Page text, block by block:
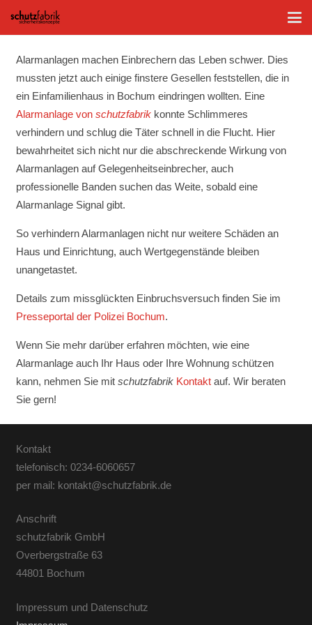
Alarmanlagen machen Einbrechern das Leben schwer. Dies
mussten jetzt auch einige finstere Gesellen feststellen, die in
ein Einfamilienhaus in Bochum eindringen wollten. Eine
Alarmanlage von schutzfabrikkonnte Schlimmeres
verhindern und schlug die Täter schnell in die Flucht. Hier
bewahrheitet sich nicht nur die abschreckende Wirkung von
Alarmanlagen auf Gelegenheitseinbrecher, auch
professionelle Banden suchen das Weite, sobald eine
Alarmanlage Signal gibt.
So verhindern Alarmanlagen nicht nur weitere Schäden an
Haus und Einrichtung, auch Wertgegenstände bleiben
unangetastet.
Details zum missglückten Einbruchsversuch finden Sie im
Presseportal der Polizei Bochum.
Wenn Sie mehr darüber erfahren möchten, wie eine
Alarmanlage auch Ihr Haus oder Ihre Wohnung schützen
kann, nehmen Sie mit schutzfabrik Kontaktauf. Wir beraten
Sie gern!
Kontakt
telefonisch: 0234-6060657
per mail: kontakt@schutzfabrik.de
Anschrift
schutzfabrik GmbH
Overbergstraße 63
44801 Bochum
Impressum und Datenschutz